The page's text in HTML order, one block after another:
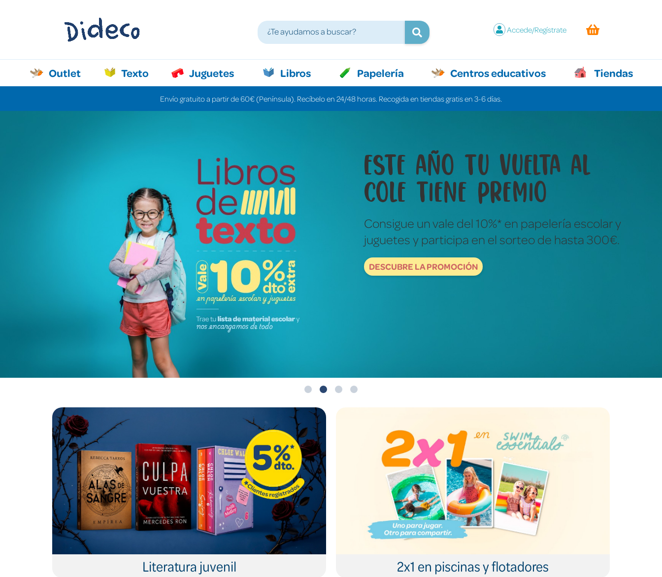
Accede/Regístrate
Outlet Texto Juguetes Libros Papelería Centros educativos Tiendas
Envío gratuito a partir de 60€ (Península). Recíbelo en 24/48 horas. Recogida en tiendas gratis en 3-6 días.
Libros y juegos que lo
cuentan todo sin decir ni
una palabra
Fotografías reales para descubrir y explorar el
mundo de verdad.
Literatura juvenil 2x1 en piscinas y flotadores